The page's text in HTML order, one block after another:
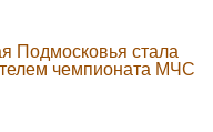
Подмосковья стала
чемпионата МЧС